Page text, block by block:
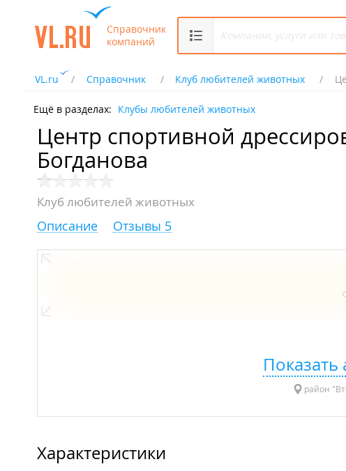
Справочник
компаний
VL.ru Справочник Клуб любителей животных
Ещё в разделах: Клубы любителей животных
Центр спортивной
Богданова
Клуб любителей животных
Описание Отзывы 5
Показать
район
Характеристики